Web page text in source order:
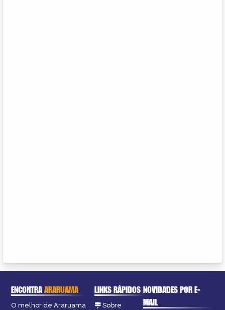
ENCONTRAARARUAMA
O melhor de Araruama
LINKS RÁPIDOS
Sobre
NOVIDADES POR E-
MAIL